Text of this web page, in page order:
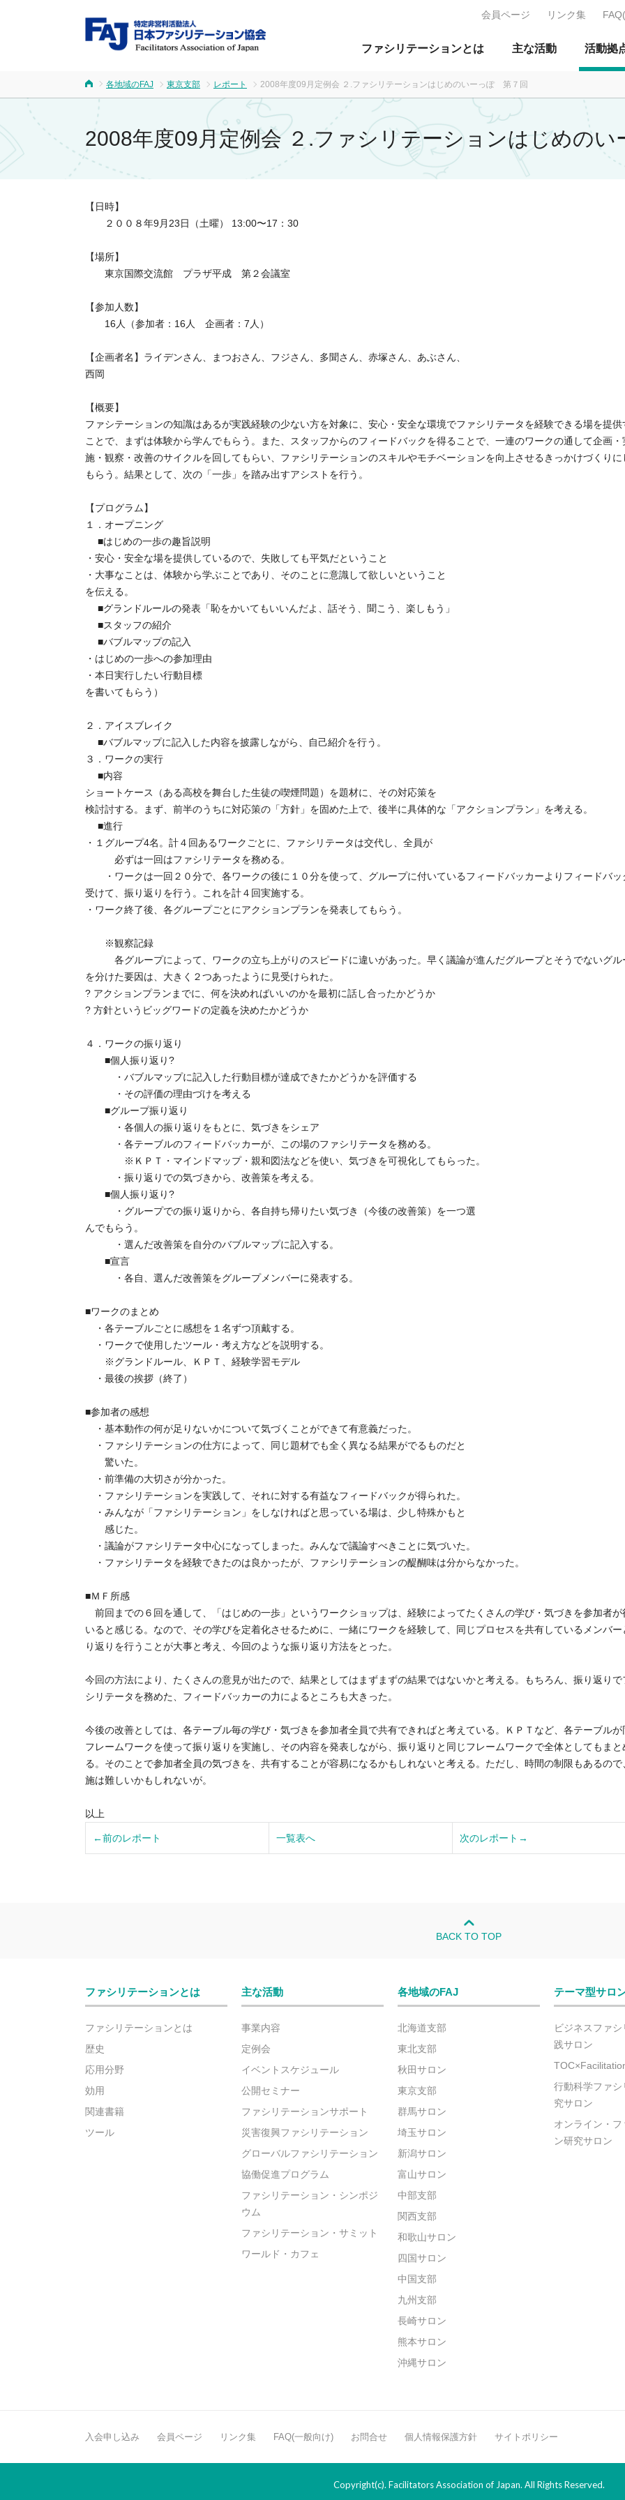
ファシリテーションとは 主な活動 活動拠
会員ページ リンク集
各地域のFAJ 東京支部 レポート 2008年度09月定例会 ２.ファシリテーションはじめのいーっぽ 第７回
2008年度09月定例会 ２.ファシリテーションはじめの
【日時】
２００８年9月23日（土曜） 13:00〜17：30
【場所】
東京国際交流館 プラザ平成 第２会議室
【参加人数】
16人（参加者：16人 企画者：7人）
【企画者名】ライデンさん、まつおさん、フジさん、多聞さん、赤塚さん、あぶさん、
西岡
【概要】
ファシテーションの知識はあるが実践経験の少ない方を対象に、安心・安全な環境でファシリテータを経験できる場を提供
ことで、まずは体験から学んでもらう。また、スタッフからのフィードバックを得ることで、一連のワークの通して企画・
施・観察・改善のサイクルを回してもらい、ファシリテーションのスキルやモチベーションを向上させるきっかけづくりに
もらう。結果として、次の「一歩」を踏み出すアシストを行う。
【プログラム】
１．オープニング
■はじめの一歩の趣旨説明
・安心・安全な場を提供しているので、失敗しても平気だということ
・大事なことは、体験から学ぶことであり、そのことに意識して欲しいということ
を伝える。
■グランドルールの発表「恥をかいてもいいんだよ、話そう、聞こう、楽しもう」
■スタッフの紹介
■バブルマップの記入
・はじめの一歩への参加理由
・本日実行したい行動目標
を書いてもらう）
２．アイスブレイク
■バブルマップに記入した内容を披露しながら、自己紹介を行う。
３．ワークの実行
■内容
ショートケース（ある高校を舞台した生徒の喫煙問題）を題材に、その対応策を
検討討する。まず、前半のうちに対応策の「方針」を固めた上で、後半に具体的な「アクションプラン」を考える。
■進行
・１グループ4名。計４回あるワークごとに、ファシリテータは交代し、全員が
必ずは一回はファシリテータを務める。
・ワークは一回２０分で、各ワークの後に１０分を使って、グループに付いているフィードバッカーよりフィードバッ
受けて、振り返りを行う。これを計４回実施する。
・ワーク終了後、各グループごとにアクションプランを発表してもらう。
※観察記録
各グループによって、ワークの立ち上がりのスピードに違いがあった。早く議論が進んだグループとそうでないグル
を分けた要因は、大きく２つあったように見受けられた。
? アクションプランまでに、何を決めればいいのかを最初に話し合ったかどうか
? 方針というビッグワードの定義を決めたかどうか
４．ワークの振り返り
■個人振り返り?
・バブルマップに記入した行動目標が達成できたかどうかを評価する
・その評価の理由づけを考える
■グループ振り返り
・各個人の振り返りをもとに、気づきをシェア
・各テーブルのフィードバッカーが、この場のファシリテータを務める。
※ＫＰＴ・マインドマップ・親和図法などを使い、気づきを可視化してもらった。
・振り返りでの気づきから、改善策を考える。
■個人振り返り?
・グループでの振り返りから、各自持ち帰りたい気づき（今後の改善策）を一つ選
んでもらう。
・選んだ改善策を自分のバブルマップに記入する。
■宣言
・各自、選んだ改善策をグループメンバーに発表する。
■ワークのまとめ
・各テーブルごとに感想を１名ずつ頂戴する。
・ワークで使用したツール・考え方などを説明する。
※グランドルール、ＫＰＴ、経験学習モデル
・最後の挨拶（終了）
■参加者の感想
・基本動作の何が足りないかについて気づくことができて有意義だった。
・ファシリテーションの仕方によって、同じ題材でも全く異なる結果がでるものだと
驚いた。
・前準備の大切さが分かった。
・ファシリテーションを実践して、それに対する有益なフィードバックが得られた。
・みんなが「ファシリテーション」をしなければと思っている場は、少し特殊かもと
感じた。
・議論がファシリテータ中心になってしまった。みんなで議論すべきことに気づいた。
・ファシリテータを経験できたのは良かったが、ファシリテーションの醍醐味は分からなかった。
■ＭＦ所感
前回までの６回を通して、「はじめの一歩」というワークショップは、経験によってたくさんの学び・気づきを参加者が
いると感じる。なので、その学びを定着化させるために、一緒にワークを経験して、同じプロセスを共有しているメンバー
り返りを行うことが大事と考え、今回のような振り返り方法をとった。
今回の方法により、たくさんの意見が出たので、結果としてはまずまずの結果ではないかと考える。もちろん、振り返りで
シリテータを務めた、フィードバッカーの力によるところも大きった。
今後の改善としては、各テーブル毎の学び・気づきを参加者全員で共有できればと考えている。ＫＰＴなど、各テーブルが
フレームワークを使って振り返りを実施し、その内容を発表しながら、振り返りと同じフレームワークで全体としてもまと
る。そのことで参加者全員の気づきを、共有することが容易になるかもしれないと考える。ただし、時間の制限もあるので
施は難しいかもしれないが。
以上
←前のレポート 一覧表へ 次のレポート→
BACK TO TOP
ファシリテーションとは
ファシリテーションとは
歴史
応用分野
効用
関連書籍
ツール
主な活動
事業内容
定例会
イベントスケジュール
公開セミナー
ファシリテーションサポート
災害復興ファシリテーション
グローバルファシリテーション
協働促進プログラム
ファシリテーション・シンポジ
ウム
ファシリテーション・サミット
ワールド・カフェ
各地域のFAJ
北海道支部
東北支部
秋田サロン
東京支部
群馬サロン
埼玉サロン
新潟サロン
富山サロン
中部支部
関西支部
和歌山サロン
四国サロン
中国支部
九州支部
長崎サロン
熊本サロン
沖縄サロン
テーマ型サロ
ビジネスファ
践サロン
行動科学ファ
究サロン
オンライン・
ン研究サロン
入会申し込み 会員ページ リンク集 FAQ(一般向け) お問合せ 個人情報保護方針 サイトポリシー
Copyright(c). Facilitators Association of Japan. All Rights Reserved.